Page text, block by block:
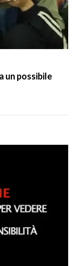
un possibile